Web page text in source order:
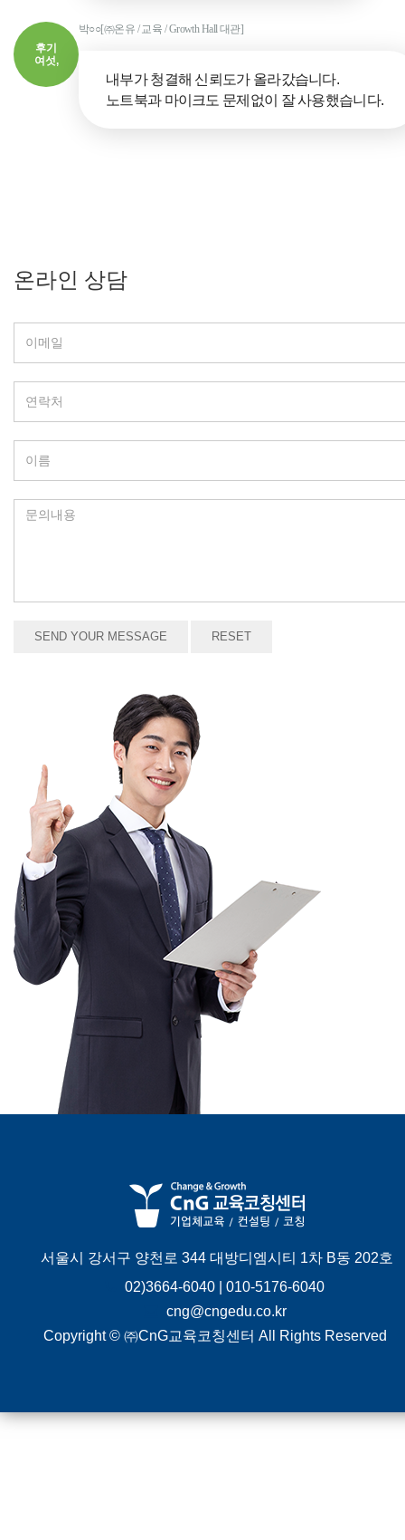
후기
여섯,
박○○[㈜온유 / 교육 / Growth Hall 대관]
내부가 청결해 신뢰도가 올라갔습니다.
노트북과 마이크도 문제없이 잘 사용했습니다.
온라인 상담
SEND YOUR MESSAGE RESET
서울시 강서구 양천로 344 대방디엠시티 1차 B동 202호
02)3664-6040 | 010-5176-6040
cng@cngedu.co.kr
Copyright © ㈜CnG교육코칭센터 All Rights Reserved